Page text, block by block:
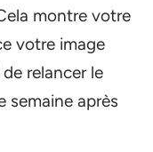
montre votre
votre image
relancer le
semaine après